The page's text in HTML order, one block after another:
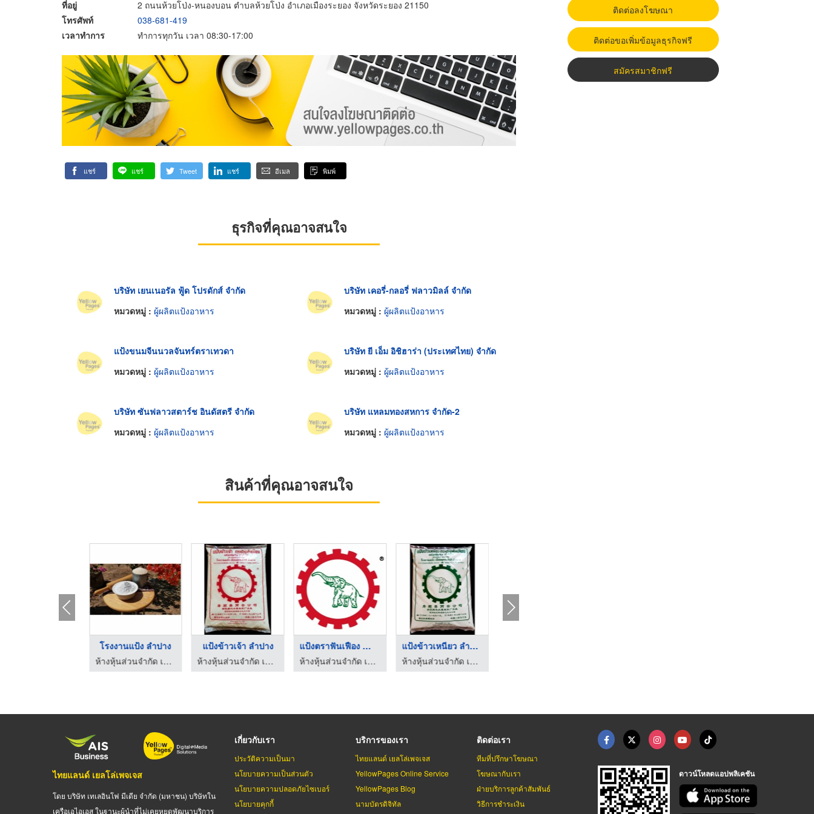
ที่อยู่
2 ถนนห้วยโป่ง-หนองบอน ตำบลห้วยโป่ง อำเภอเมืองระยอง จังหวัดระยอง 21150
โทรศัพท์
038-681-419
เวลาทำการ
ทำการทุกวัน เวลา 08:30-17:00
แชร์ แชร์ Tweet แชร์ อีเมล พิมพ์
ธุรกิจที่คุณอาจสนใจ
บริษัท เยนเนอรัล ฟู้ด โปรดักส์ จำกัด
หมวดหมู่ : ผู้ผลิตแป้งอาหาร
บริษัท เคอรี่-กลอรี่ ฟลาวมิลล์ จำกัด
หมวดหมู่ : ผู้ผลิตแป้งอาหาร
แป้งขนมจีนนวลจันทร์ตราเทวดา
หมวดหมู่ : ผู้ผลิตแป้งอาหาร
บริษัท ยี เอ็ม อิชิฮาร่า (ประเทศไทย) จำกัด
หมวดหมู่ : ผู้ผลิตแป้งอาหาร
บริษัท ซันฟลาวสตาร์ช อินดัสตรี จำกัด
หมวดหมู่ : ผู้ผลิตแป้งอาหาร
บริษัท แหลมทองสหการ จำกัด-2
หมวดหมู่ : ผู้ผลิตแป้งอาหาร
สินค้าที่คุณอาจสนใจ
แป้งตราฟันเฟือง ลำปา ...
ห้างหุ้นส่วนจำกัด เจียมสุทธภักติ โรงงานแป้ง
แป้งข้าวเหนียว ลำปาง
ห้างหุ้นส่วนจำกัด เจียมสุทธภักติ โรงงานแป้ง
โรงงานผลิตแผ่นเกี๊ยว ...
บริษัท พี.เอ็ม.เค.นู้ดเดิ้ล แฟมิลี่ จำกัด
แป้งทำขนม ลำปาง
ห้างหุ้นส่วนจำกัด เจียมสุทธภักติ โรงงานแป้ง
ติดต่อลงโฆษณา
ติดต่อขอเพิ่มข้อมูลธุรกิจฟรี
สมัครสมาชิกฟรี
ไทยแลนด์ เยลโล่เพจเจส
โดย บริษัท เทเลอินโฟ มีเดีย จำกัด (มหาชน) บริษัทใน
เครือเอไอเอส ในฐานะผู้นำที่ไม่เคยหยุดพัฒนาบริการ
เกี่ยวกับเรา
ประวัติความเป็นมา
นโยบายความเป็นส่วนตัว
นโยบายความปลอดภัยไซเบอร์
นโยบายคุกกี้
บริการของเรา
ไทยแลนด์ เยลโล่เพจเจส
YellowPages Online Service
YellowPages Blog
นามบัตรดิจิทัล
ติดต่อเรา
ทีมที่ปรึกษาโฆษณา
โฆษณากับเรา
ฝ่ายบริการลูกค้าสัมพันธ์
วิธีการชำระเงิน
ดาวน์โหลดแอปพลิเคชัน